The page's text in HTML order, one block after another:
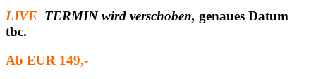
LIVE TERMIN wird verschoben, genaues Datum
tbc.
Ab EUR 149,-